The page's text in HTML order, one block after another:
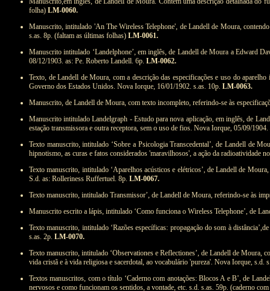
folha) LM-0060.
Manuscrito, intitulado 'An The Wireless Telephone', de Landell de Moura,
s.as. 8p. (faltam as últimas folhas) LM-0061.
Manuscrito intitulado ‘Landelphone’, em inglês, de Landell de Moura a Edward
08/12/1903. as: Pe. Roberto Landell. 6p. LM-0062.
Texto, de Landell de Moura, com a descrição das especificações e uso do
Governo dos Estados Unidos. Nova Iorque, 16/01/1902. s.as. 10p. LM-0063.
Manuscrito, de Landell de Moura, com texto incompleto, referindo-se às
Manuscrito intitulado Landelgraph - Estudo para nova aplicação, em inglês, de
estação transmissora e outra receptora, sem o uso de fios. Nova Iorque, 05/09/
Texto manuscrito, intitulado ‘Sobre a Psicologia Transcedental’, de Landell de
hipnotismo, as curas e fatos considerados 'maravilhosos', a ação da radioatividade
Texto manuscrito, intitulado ‘Aparelhos acústicos e elétricos’, de Landell de
S.d. as: Rolleriness Ruffertuel. 8p. LM-0067.
Texto manuscrito, intitulado Transmissor’, de Landell de Moura, referindo-se às
Manuscrito escrito a lápis, intitulado ‘Como funciona o Wireless Telephone’, de
Texto manuscrito, intitulado ‘Razões específicas: propagação do som à
s.as. 2p. LM-0070.
Texto manuscrito, intitulado ‘Observationes e Reflectiones’, de Landell de Moura,
vida cristã e à vida religiosa e sacerdotal, ao vocabulário 'pureza'. Nova Iorque, s.d.
Textos manuscritos, com o título ‘Caderno com anotações: Blocos A e B’, de
nervosos e como funcionam os sentidos, a vontade, etc. s.d. s.as. 59p. (caderno